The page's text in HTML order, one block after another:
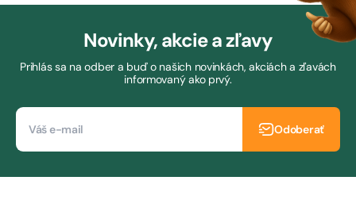
Novinky, akcie a zľavy
Prihlás sa na odber a buď o našich novinkách, akciách a zľavách
informovaný ako prvý.
Odoberať